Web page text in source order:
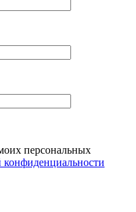
персональных
конфиденциальности